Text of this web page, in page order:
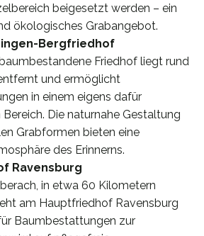
beigesetzt werden – ein
ökologisches Grabangebot.
Bergfriedhof
Friedhof liegt rund
und ermöglicht
in einem eigens dafür
Die naturnahe Gestaltung
Grabformen bieten eine
des Erinnerns.
Ravensburg
in etwa 60 Kilometern
am Hauptfriedhof Ravensburg
Baumbestattungen zur